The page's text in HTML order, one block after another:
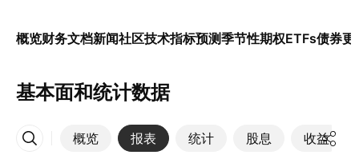
概览财务文档新闻社区技术指标预测季节性期权ETFs债券更
基本面和统计数据
概览 报表 统计 股息 收益
更多